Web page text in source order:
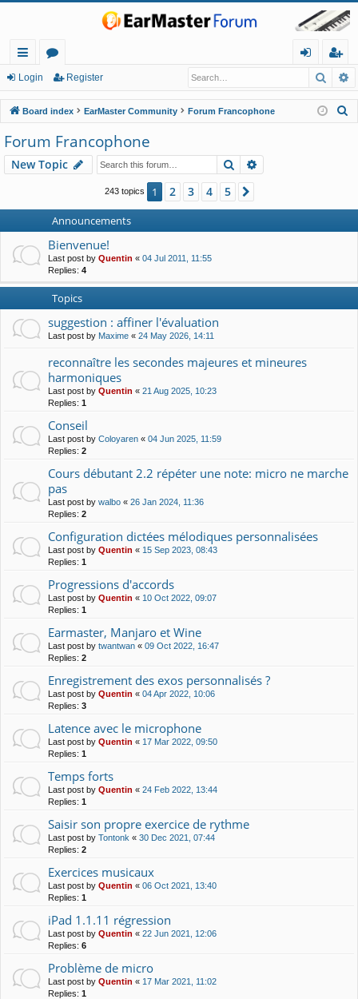
ui
ck
lin
ks
or
u
m
s
in
eg
ist
er
Login Register
Board index EarMaster Community Forum Francophone
Forum Francophone
New Topic Search
243 topics 1 2 3 4 5
Announcements
Bienvenue!
Last post by Quentin « 04 Jul 2011, 11:55
Replies: 4
Topics
suggestion : affiner l'évaluation
Last post by Maxime « 24 May 2026, 14:11
reconnaître les secondes majeures et mineures
harmoniques
Last post by Quentin « 21 Aug 2025, 10:23
Replies: 1
Conseil
Last post by Coloyaren « 04 Jun 2025, 11:59
Replies: 2
Cours débutant 2.2 répéter une note: micro ne marche
pas
Last post by walbo « 26 Jan 2024, 11:36
Replies: 2
Configuration dictées mélodiques personnalisées
Last post by Quentin « 15 Sep 2023, 08:43
Replies: 1
Progressions d'accords
Last post by Quentin « 10 Oct 2022, 09:07
Replies: 1
Earmaster, Manjaro et Wine
Last post by twantwan « 09 Oct 2022, 16:47
Replies: 2
Enregistrement des exos personnalisés ?
Last post by Quentin « 04 Apr 2022, 10:06
Replies: 3
Latence avec le microphone
Last post by Quentin « 17 Mar 2022, 09:50
Replies: 1
Temps forts
Last post by Quentin « 24 Feb 2022, 13:44
Replies: 1
Saisir son propre exercice de rythme
Last post by Tontonk « 30 Dec 2021, 07:44
Replies: 2
Exercices musicaux
Last post by Quentin « 06 Oct 2021, 13:40
Replies: 1
iPad 1.1.11 régression
Last post by Quentin « 22 Jun 2021, 12:06
Replies: 6
Problème de micro
Last post by Quentin « 17 Mar 2021, 11:02
Replies: 1